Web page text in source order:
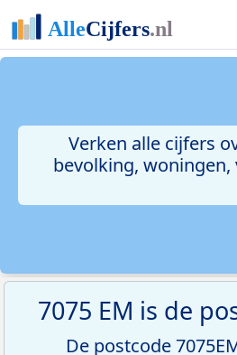
Verken alle cijfers
bevolking,
7075 EM is de
De postcode